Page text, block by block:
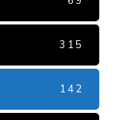
315
142